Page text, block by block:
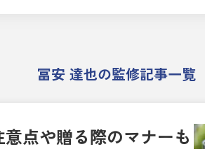
冨安 達也の監修記事一覧
点や贈る際のマナーも